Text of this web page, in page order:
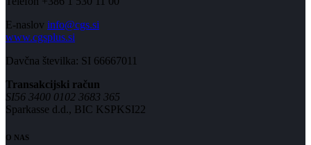
E-naslov info@cgs.si
www.cgsplus.si
Davčna številka: SI 66667011
Transakcijski račun
SI56 3400 0102 3683 365
Sparkasse d.d., BIC KSPKSI22
O NAS